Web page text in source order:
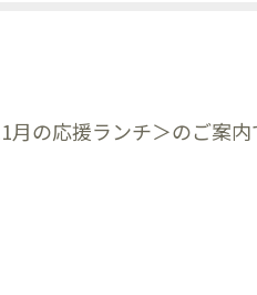
の応援ランチ＞のご案内